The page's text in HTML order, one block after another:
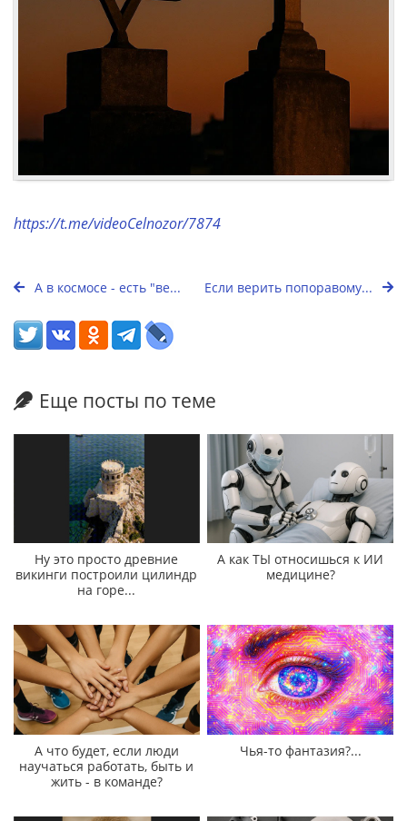
https://t.me/videoCelnozor/7874
А в космосе - есть "ве... Если верить попоравому...
Еще посты по теме
Ну это просто древние
викинги построили цилиндр
на горе...
А как ТЫ относишься к ИИ
медицине?
А что будет, если люди
научаться работать, быть и
жить - в команде?
Чья-то фантазия?...